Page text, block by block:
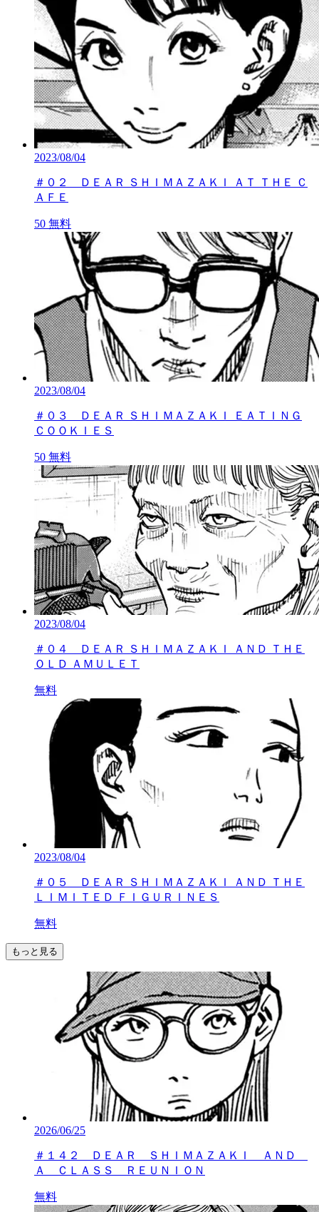
2023/08/04
＃０２ ＤＥＡＲ ＳＨＩＭＡＺＡＫＩ ＡＴ ＴＨＥ Ｃ
ＡＦＥ
50 無料
2023/08/04
＃０３ ＤＥＡＲ ＳＨＩＭＡＺＡＫＩ ＥＡＴＩＮＧ
ＣＯＯＫＩＥＳ
50 無料
2023/08/04
＃０４ ＤＥＡＲ ＳＨＩＭＡＺＡＫＩ ＡＮＤ ＴＨＥ
ＯＬＤ ＡＭＵＬＥＴ
無料
2023/08/04
＃０５ ＤＥＡＲ ＳＨＩＭＡＺＡＫＩ ＡＮＤ ＴＨＥ
ＬＩＭＩＴＥＤ ＦＩＧＵＲＩＮＥＳ
無料
もっと見る
2026/06/25
＃１４２ ＤＥＡＲ ＳＨＩＭＡＺＡＫＩ ＡＮＤ
Ａ ＣＬＡＳＳ ＲＥＵＮＩＯＮ
無料